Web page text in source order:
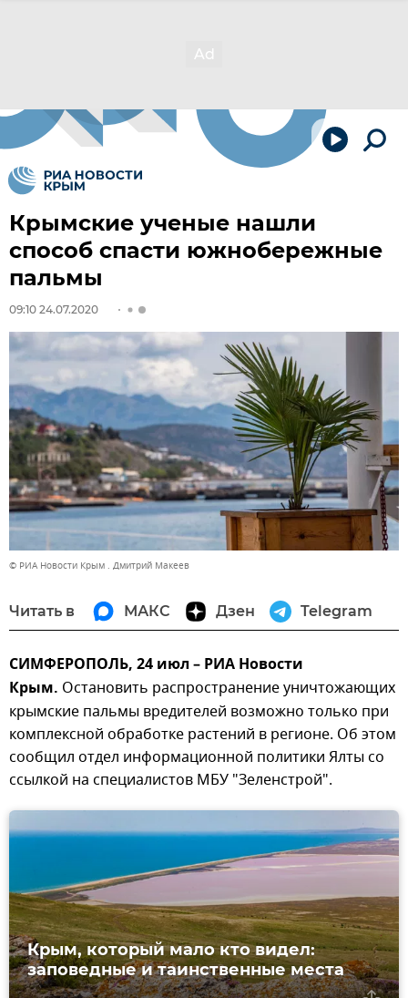
Крымские ученые нашли
способ спасти южнобережные
пальмы
09:10 24.07.2020
© РИА Новости Крым . Дмитрий Макеев
Читать в МАКС Дзен Telegram
СИМФЕРОПОЛЬ, 24 июл – РИА Новости
Крым. Остановить распространение уничтожающих
крымские пальмы вредителей возможно только при
комплексной обработке растений в регионе. Об этом
сообщил отдел информационной политики Ялты со
ссылкой на специалистов МБУ "Зеленстрой".
Крым, который мало кто видел:
заповедные и таинственные места